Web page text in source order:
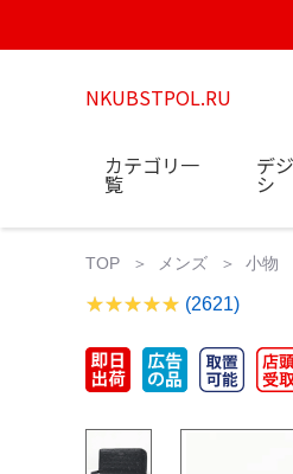
NKUBSTPOL.RU
カテゴリ一
覧
デ
シ
TOP メンズ 小物
(2621)